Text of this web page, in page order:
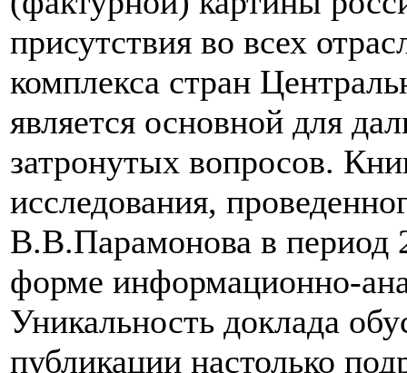
присутствия во всех
комплекса стран
является основной для
затронутых вопросов.
исследования,
В.В.Парамонова в период
форме информационно-
Уникальность доклада
публикации настолько